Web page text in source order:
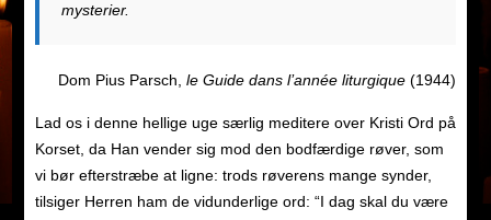
mysterier.
Dom Pius Parsch,le Guide dans l’année liturgique(1944)
Lad os i denne hellige uge særlig meditere over Kristi Ord på
Korset, da Han vender sig mod den bodfærdige røver, som
vi bør efterstræbe at ligne: trods røverens mange synder,
tilsiger Herren ham de vidunderlige ord: “I dag skal du være